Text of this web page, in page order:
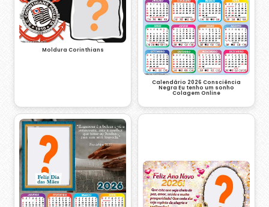
Moldura Corinthians
Calendário 2026 Consciência
Negra Eu tenho um sonho
Colagem Online